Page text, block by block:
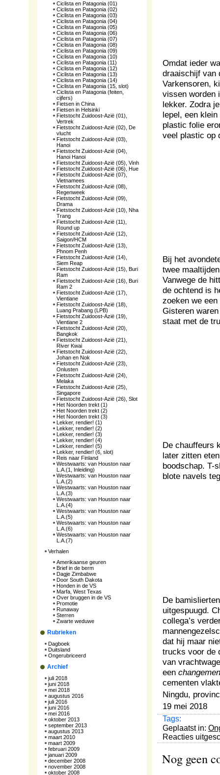
Ciclista en Patagonia (01)
Ciclista en Patagonia (02)
Ciclista en Patagonia (03)
Ciclista en Patagonia (04)
Ciclista en Patagonia (05)
Ciclista en Patagonia (06)
Ciclista en Patagonia (07)
Ciclista en Patagonia (08)
Ciclista en Patagonia (09)
Ciclista en Patagonia (10)
Ciclista en Patagonia (11)
Ciclista en Patagonia (12)
Ciclista en Patagonia (13)
Ciclista en Patagonia (14)
Ciclista en Patagonia (15, slot)
Ciclista en Patagonia (feiten,
cijfers)
Fietsen in China
Fietsen in Helsinki
Fietstocht Zuidoost-Azië (01),
Vertrek
Fietstocht Zuidoost-Azië (02), De
vlucht
Fietstocht Zuidoost-Azië (03),
Hanoi
Fietstocht Zuidoost-Azië (04),
Hanoi Hanoi
Fietstocht Zuidoost-Azië (05), Vinh
Fietstocht Zuidoost-Azië (06), Hue
Fietstocht Zuidoost-Azië (07),
Vietnamees
Fietstocht Zuidoost-Azië (08),
Regenweek
Fietstocht Zuidoost-Azië (09),
Drama
Fietstocht Zuidoost-Azië (10), Nha
Trang
Fietstocht Zuidoost-Azië (11),
Round up
Fietstocht Zuidoost-Azië (12),
Saigon/HCM
Fietstocht Zuidoost-Azië (13),
Phnom Penh
Fietstocht Zuidoost-Azië (14),
Siem Reap
Fietstocht Zuidoost-Azië (15), Buri
Ram
Fietstocht Zuidoost-Azië (16), Buri
Ram 2
Fietstocht Zuidoost-Azië (17),
Vientiane
Fietstocht Zuidoost-Azië (18),
Luang Prabang (LPB)
Fietstocht Zuidoost-Azië (19),
Vientiane 2
Fietstocht Zuidoost-Azië (20),
Bangkok
Fietstocht Zuidoost-Azië (21),
River Kwai
Fietstocht Zuidoost-Azië (22),
Johan en Nok
Fietstocht Zuidoost-Azië (23),
Onlusten
Fietstocht Zuidoost-Azië (24),
Melaka
Fietstocht Zuidoost-Azië (25),
Singapore
Fietstocht Zuidoost-Azië (26), Slot
Het Noorden trekt (1)
Het Noorden trekt (2)
Het Noorden trekt (3)
Lekker, rendier! (1)
Lekker, rendier! (2)
Lekker, rendier! (3)
Lekker, rendier! (4)
Lekker, rendier! (5)
Lekker, rendier! (6, slot)
Reis naar Finland
Westwaarts: van Houston naar
L.A.(1, Inleiding)
Westwaarts: van Houston naar
L.A.(2)
Westwaarts: van Houston naar
L.A.(3)
Westwaarts: van Houston naar
L.A.(4)
Westwaarts: van Houston naar
L.A.(5)
Westwaarts: van Houston naar
L.A.(6)
Westwaarts: van Houston naar
L.A.(7)
Verhalen
Amerikaanse geuren
Brief in de berm
Dagje Zimbabwe
Door South Dakota
Honden in de VS
Marfa, West Texas
Over bruggen in de VS
Promotie
Runaway
Sterren
Zwarte weduwe
Rubrieken
Dagboek
Duitsland
Ongerubriceerd
Archief
juli 2018
juni 2018
mei 2018
augustus 2016
juli 2016
juni 2016
mei 2016
oktober 2013
september 2013
augustus 2013
maart 2010
maart 2009
februari 2009
januari 2009
december 2008
november 2008
oktober 2008
Omdat ieder
draaischijf van
Varkensoren,
vissen worden
lekker. Zodra
lepel, een
plastic folie
veel plastic op
Bij het
twee
Vanwege de
de ochtend is
zoeken we
Gisteren
staat met de
De chauffeurs
later zitten
boodschap. T-
blote navels
De
uitgespuugd.
collega’s
dat hij maar
trucks voor de
van
een
cementen
Ningdu,
19 mei 2018
Tags:
Geplaatst in:
Reacties
Nog geen